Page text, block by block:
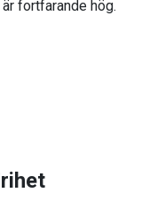
fortfarande hög.